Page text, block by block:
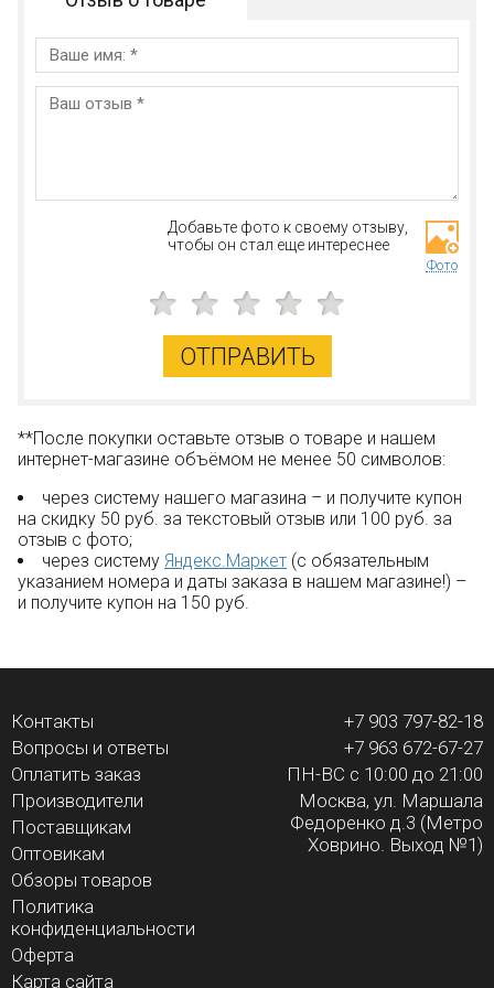
Добавьте фото к своему отзыву,
чтобы он стал еще интереснее
Фото
ОТПРАВИТЬ
**После покупки оставьте отзыв о товаре и нашем
интернет-магазине объёмом не менее 50 символов:
через систему нашего магазина – и получите купон
на скидку 50 руб. за текстовый отзыв или 100 руб. за
отзыв с фото;
через систему Яндекс.Маркет (с обязательным
указанием номера и даты заказа в нашем магазине!) –
и получите купон на 150 руб.
Контакты
Вопросы и ответы
Оплатить заказ
Производители
Поставщикам
Оптовикам
Обзоры товаров
Политика
конфиденциальности
Оферта
Карта сайта
+7 903 797-82-18
+7 963 672-67-27
ПН-ВС с 10:00 до 21:00
Москва, ул. Маршала
Федоренко д.3 (Метро
Ховрино. Выход №1)